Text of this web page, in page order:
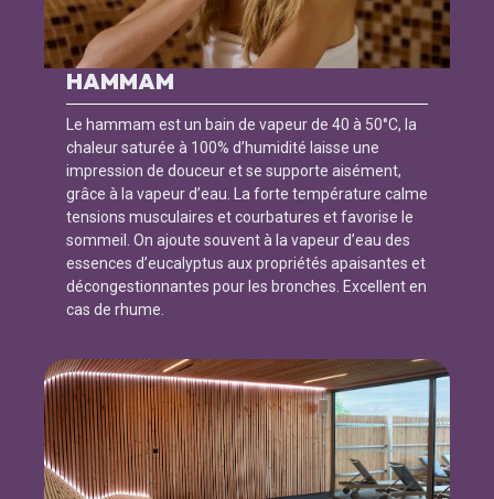
HAMMAM
Le hammam est un bain de vapeur de 40 à 50°C, la
chaleur saturée à 100% d’humidité laisse une
impression de douceur et se supporte aisément,
grâce à la vapeur d’eau. La forte température calme
tensions musculaires et courbatures et favorise le
sommeil. On ajoute souvent à la vapeur d’eau des
essences d’eucalyptus aux propriétés apaisantes et
décongestionnantes pour les bronches. Excellent en
cas de rhume.